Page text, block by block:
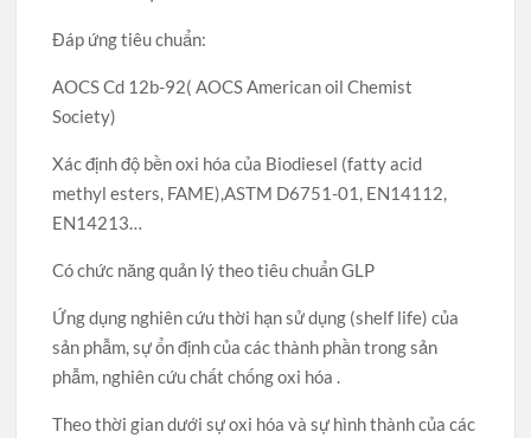
Đáp ứng tiêu chuẩn:
AOCS Cd 12b-92( AOCS American oil Chemist
Society)
Xác định độ bền oxi hóa của Biodiesel (fatty acid
methyl esters, FAME),ASTM D6751-01, EN14112,
EN14213…
Có chức năng quản lý theo tiêu chuẩn GLP
Ứng dụng nghiên cứu thời hạn sử dụng (shelf life) của
sản phẫm, sự ổn định của các thành phần trong sản
phẫm, nghiên cứu chất chống oxi hóa .
Theo thời gian dưới sự oxi hóa và sự hình thành của các